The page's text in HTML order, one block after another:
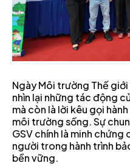
Ngày Môi trường Thế
nhìn lại những tác động
mà còn là lời kêu gọi
môi trường sống. Sự
GSV chính là minh
người trong hành trình
bền vững.